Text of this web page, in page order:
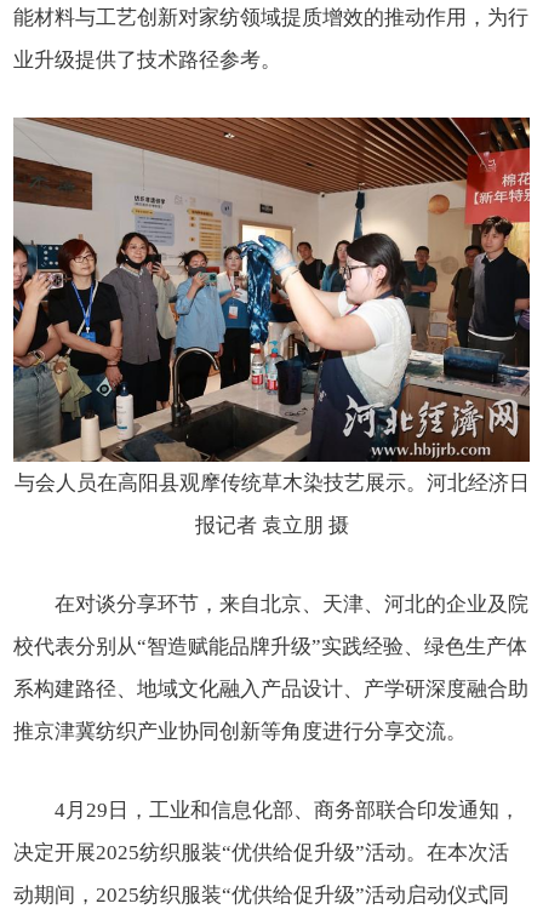
能材料与工艺创新对家纺领域提质增效的推动作用，为行
业升级提供了技术路径参考。
与会人员在高阳县观摩传统草木染技艺展示。河北经济日
报记者 袁立朋 摄
在对谈分享环节，来自北京、天津、河北的企业及院
校代表分别从“智造赋能品牌升级”实践经验、绿色生产体
系构建路径、地域文化融入产品设计、产学研深度融合助
推京津冀纺织产业协同创新等角度进行分享交流。
4月29日，工业和信息化部、商务部联合印发通知，
决定开展2025纺织服装“优供给促升级”活动。在本次活
动期间，2025纺织服装“优供给促升级”活动启动仪式同